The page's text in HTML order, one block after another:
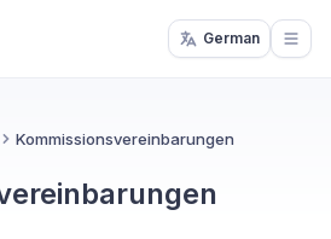
German
Kommissionsvereinbarungen